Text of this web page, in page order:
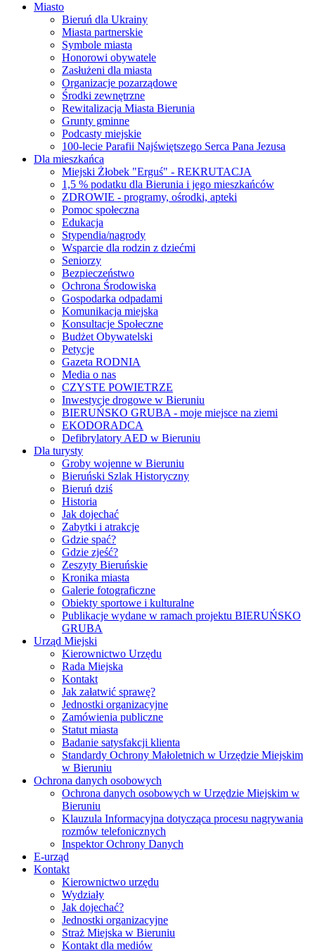
Miasto
Bieruń dla Ukrainy
Miasta partnerskie
Symbole miasta
Honorowi obywatele
Zasłużeni dla miasta
Organizacje pozarządowe
Środki zewnętrzne
Rewitalizacja Miasta Bierunia
Grunty gminne
Podcasty miejskie
100-lecie Parafii Najświętszego Serca Pana Jezusa
Dla mieszkańca
Miejski Żłobek "Erguś" - REKRUTACJA
1,5 % podatku dla Bierunia i jego mieszkańców
ZDROWIE - programy, ośrodki, apteki
Pomoc społeczna
Edukacja
Stypendia/nagrody
Wsparcie dla rodzin z dziećmi
Seniorzy
Bezpieczeństwo
Ochrona Środowiska
Gospodarka odpadami
Komunikacja miejska
Konsultacje Społeczne
Budżet Obywatelski
Petycje
Gazeta RODNIA
Media o nas
CZYSTE POWIETRZE
Inwestycje drogowe w Bieruniu
BIERUŃSKO GRUBA - moje miejsce na ziemi
EKODORADCA
Defibrylatory AED w Bieruniu
Dla turysty
Groby wojenne w Bieruniu
Bieruński Szlak Historyczny
Bieruń dziś
Historia
Jak dojechać
Zabytki i atrakcje
Gdzie spać?
Gdzie zjeść?
Zeszyty Bieruńskie
Kronika miasta
Galerie fotograficzne
Obiekty sportowe i kulturalne
Publikacje wydane w ramach projektu BIERUŃSKO
GRUBA
Urząd Miejski
Kierownictwo Urzędu
Rada Miejska
Kontakt
Jak załatwić sprawę?
Jednostki organizacyjne
Zamówienia publiczne
Statut miasta
Badanie satysfakcji klienta
Standardy Ochrony Małoletnich w Urzędzie Miejskim
w Bieruniu
Ochrona danych osobowych
Ochrona danych osobowych w Urzędzie Miejskim w
Bieruniu
Klauzula Informacyjna dotycząca procesu nagrywania
rozmów telefonicznych
Inspektor Ochrony Danych
E-urząd
Kontakt
Kierownictwo urzędu
Wydziały
Jak dojechać?
Jednostki organizacyjne
Straż Miejska w Bieruniu
Kontakt dla mediów